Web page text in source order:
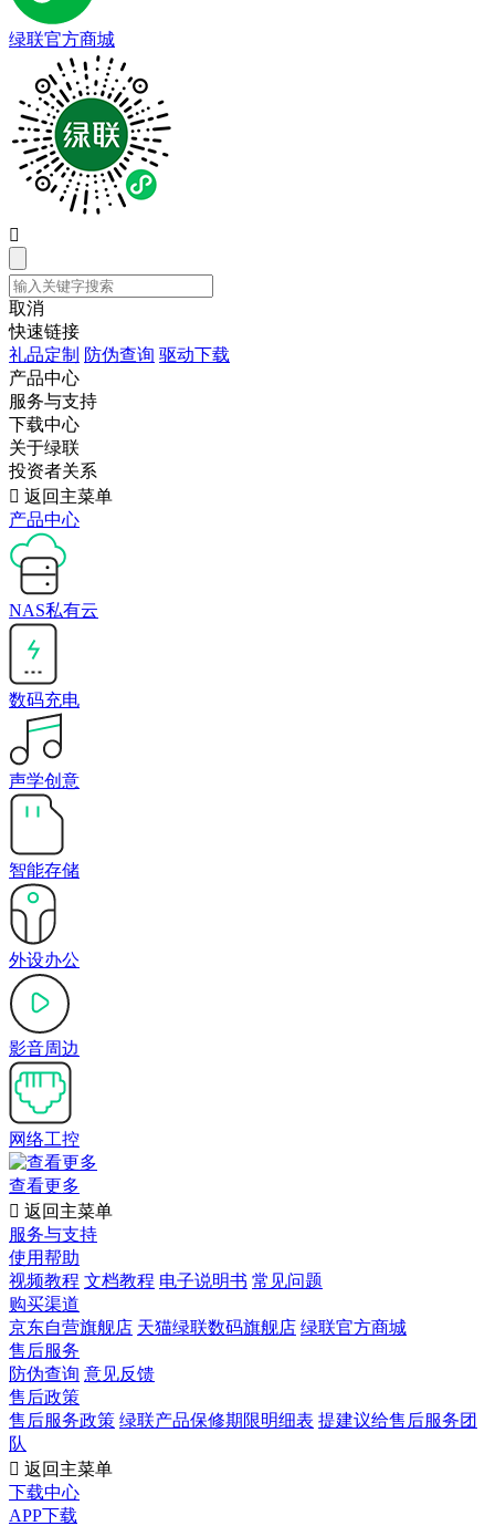
绿联官方商城

取消
快速链接
礼品定制 防伪查询 驱动下载
产品中心
服务与支持
下载中心
关于绿联
投资者关系
 返回主菜单
产品中心
NAS私有云
数码充电
声学创意
智能存储
外设办公
影音周边
网络工控
查看更多
 返回主菜单
服务与支持
使用帮助
视频教程 文档教程 电子说明书 常见问题
购买渠道
京东自营旗舰店 天猫绿联数码旗舰店 绿联官方商城
售后服务
防伪查询 意见反馈
售后政策
售后服务政策 绿联产品保修期限明细表 提建议给售后服务团
队
 返回主菜单
下载中心
APP下载